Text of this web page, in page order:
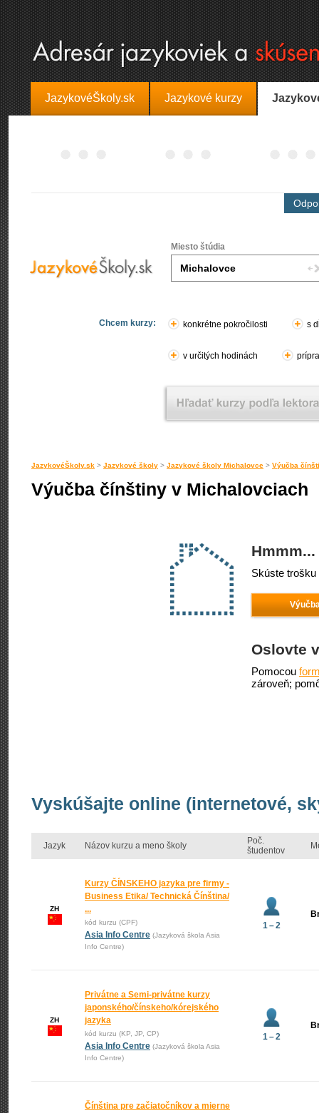
JazykovéŠkoly.sk Jazykové kurzy
Miesto štúdia
Chcem kurzy: konkrétne pokročilosti s
v určitých hodinách
JazykovéŠkoly.sk > Jazykové školy > Jazykové školy Michalovce > Výučba
Výučba čínštiny v Michalovciach
Skúste
Oslovte
Pomocou
zároveň;
Vyskúšajte online (internetové,
Jazyk Názov kurzu a meno školy
Poč.
študentov
ZH
Kurzy ČÍNSKEHO jazyka pre firmy -
Business Etika/ Technická Čínština/
...
kód kurzu (CPF)
Asia Info Centre (Jazyková škola Asia
Info Centre)
1 – 2
ZH
Privátne a Semi-privátne kurzy
japonského/čínskeho/kórejského
jazyka
kód kurzu (KP, JP, CP)
Asia Info Centre (Jazyková škola Asia
Info Centre)
1 – 2
Čínština pre začiatočníkov a mierne